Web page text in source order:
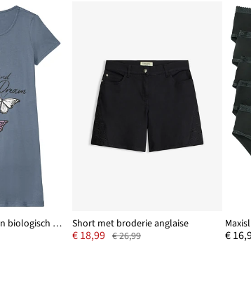
Kort nachthemd van biologisch katoen Short met broderie anglaise
€ 18,99 € 26,99 €